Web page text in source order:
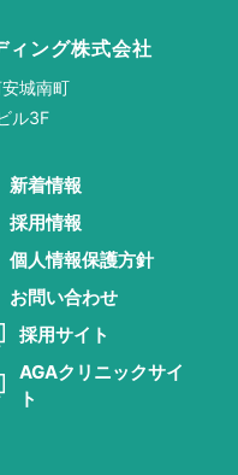
ィング株式会社
城南町
ル3F
着情報
用情報
人情報保護方針
問い合わせ
採用サイト
AGAクリニックサイ
ト